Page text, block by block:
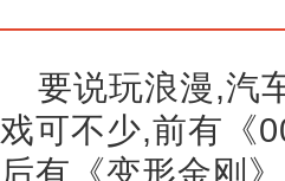
要说玩浪漫,汽
戏可不少,前有《
后有《变形金刚